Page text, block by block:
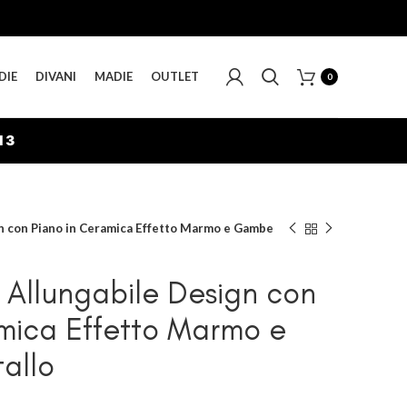
DIVANI MADIE OUTLET 0
Piano in Ceramica Effetto Marmo e Gambe
Allungabile Design con
Effetto Marmo e